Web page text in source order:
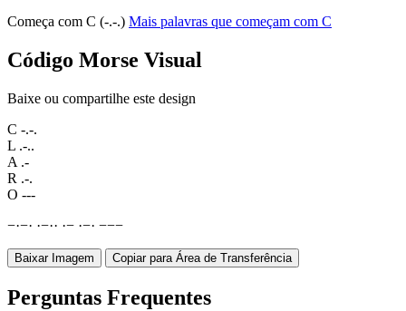
Começa com C (-.-.) Mais palavras que começam com C
Código Morse Visual
Baixe ou compartilhe este design
C -.-.
L .-..
A .-
R .-.
O ---
−·−· ·−·· ·− ·−· −−−
Baixar Imagem Copiar para Área de Transferência
Perguntas Frequentes